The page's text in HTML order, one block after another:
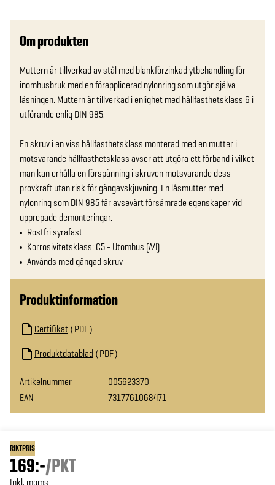
Om produkten
Muttern är tillverkad av stål med blankförzinkad ytbehandling för
inomhusbruk med en förapplicerad nylonring som utgör själva
låsningen. Muttern är tillverkad i enlighet med hållfasthetsklass 6 i
utförande enlig DIN 985.
En skruv i en viss hållfasthetsklass monterad med en mutter i
motsvarande hållfasthetsklass avser att utgöra ett förband i vilket
man kan erhålla en förspänning i skruven motsvarande dess
provkraft utan risk för gängavskjuvning. En låsmutter med
nylonring som DIN 985 får avsevärt försämrade egenskaper vid
upprepade demonteringar.
Rostfri syrafast
Korrosivitetsklass: C5 - Utomhus (A4)
Används med gängad skruv
Produktinformation
Certifikat PDF
Produktdatablad PDF
Artikelnummer
005623370
EAN
7317761068471
RIKTPRIS
169:-/PKT
Inkl. moms